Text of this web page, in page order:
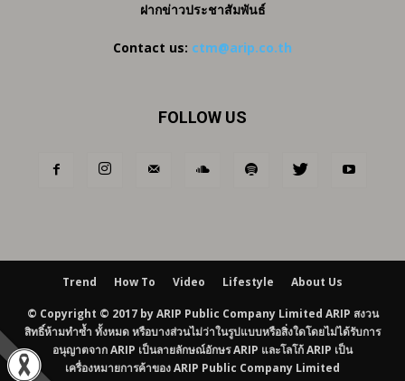
ฝากข่าวประชาสัมพันธ์
Contact us: ctm@arip.co.th
FOLLOW US
Trend How To Video Lifestyle About Us
© Copyright © 2017 by ARIP Public Company Limited ARIP สงวน
สิทธิ์ห้ามทำซ้ำ ทั้งหมด หรือบางส่วนไม่ว่าในรูปแบบหรือสิ่งใดโดยไม่ได้รับการ
อนุญาตจาก ARIP เป็นลายลักษณ์อักษร ARIP และโลโก้ ARIP เป็น
เครื่องหมายการค้าของ ARIP Public Company Limited